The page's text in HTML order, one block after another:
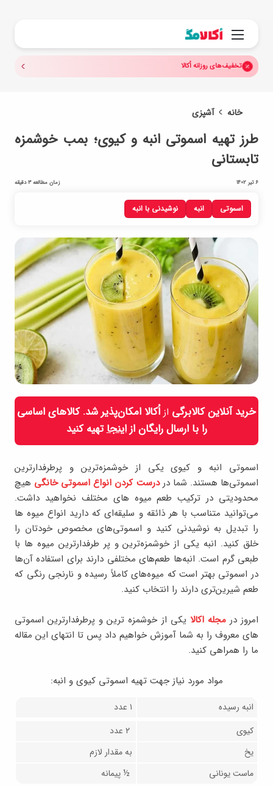
منو
تخفیف‌های روزانه اُکالا
خانه آشپزی
اسموتی انبه نوشیدنی با انبه
طرز تهیه اسموتی انبه و کیوی؛ بمب خوشمزه
تابستانی
6 تیر 1402 زمان مطالعه 3 دقیقه
خرید آنلاین کالابرگی از اُکالا امکان‌پذیر شد. کالاهای اساسی
را با ارسال رایگان ازاینجاتهیه کنید
اسموتی انبه و کیوی یکی از خوشمزه‌ترین و پرطرفدارترین
اسموتی‌ها هستند. شما دردرست کردن انواع اسموتی خانگی هیچ
محدودیتی در ترکیب طعم میوه های مختلف نخواهید داشت.
می‌توانید متناسب با هر ذائقه و سلیقه‌ای که دارید انواع میوه ها
را تبدیل به نوشیدنی کنید و اسموتی‌های مخصوص خودتان را
خلق کنید. انبه یکی از خوشمزه‌ترین و پر طرفدارترین میوه ها با
طبعی گرم است. انبه‌ها طعم‌های مختلفی دارند برای استفاده ‌آن‌ها
در اسموتی بهتر است که میوه‌های کاملاً رسیده و نارنجی رنگی که
طعم شیرین‌تری دارند را انتخاب کنید.
امروز در مجله اکالا یکی از خوشمزه ترین و پرطرفدارترین اسموتی
های معروف را به شما آموزش خواهیم داد پس تا انتهای این مقاله
ما را همراهی کنید.
مواد مورد نیاز جهت تهیه اسموتی کیوی و انبه:
انبه رسیده
۱ عدد
کیوی
یخ
به مقدار لازم
ماست یونانی
½ پیمانه